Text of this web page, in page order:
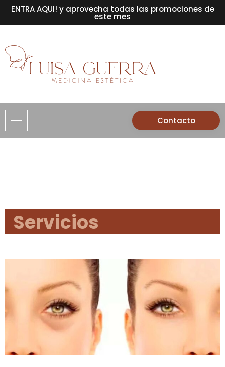
ENTRA AQUI! y aprovecha todas las promociones de
este mes
Contacto
Servicios